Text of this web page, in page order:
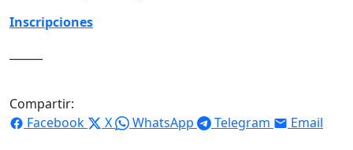
Inscripciones
Compartir:
Facebook
X WhatsApp Telegram Email